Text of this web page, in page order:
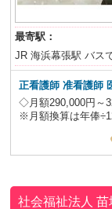
最寄駅：
JR 海浜幕張駅 バス
正看護師 准看護師
◇月額290,000円～
※月額換算は年俸
社会福祉法人